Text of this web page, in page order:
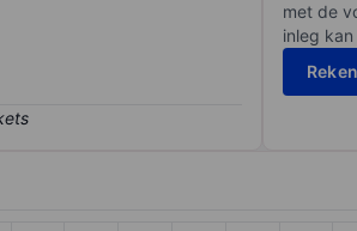
met de
inleg